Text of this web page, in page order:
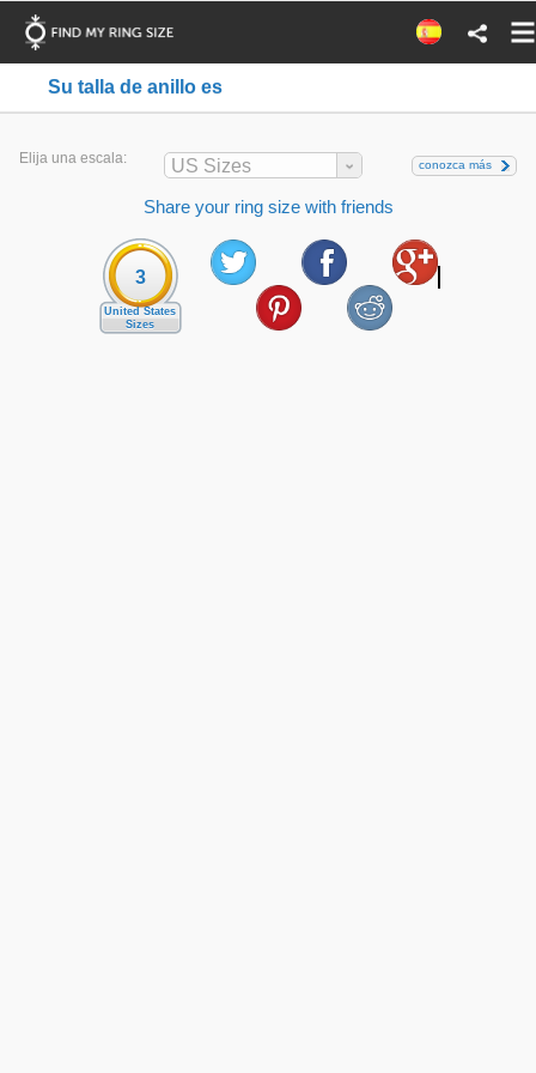
Su talla de anillo es
Elija una escala: US Sizes conozca más
Share your ring size with friends
3
United States
Sizes